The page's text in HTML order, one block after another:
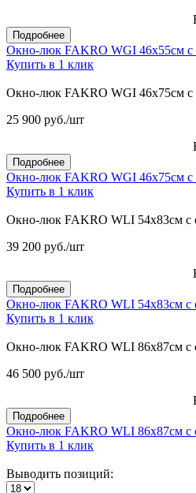
Подробнее
Окно-люк FAKRO WGI 46х55см с
Купить в 1 клик
Окно-люк FAKRO WGI 46х75см с
25 900 руб./шт
Подробнее
Окно-люк FAKRO WGI 46х75см с
Купить в 1 клик
Окно-люк FAKRO WLI 54х83см с
39 200 руб./шт
Подробнее
Окно-люк FAKRO WLI 54х83см с
Купить в 1 клик
Окно-люк FAKRO WLI 86х87см с
46 500 руб./шт
Подробнее
Окно-люк FAKRO WLI 86х87см с
Купить в 1 клик
Выводить позиций: